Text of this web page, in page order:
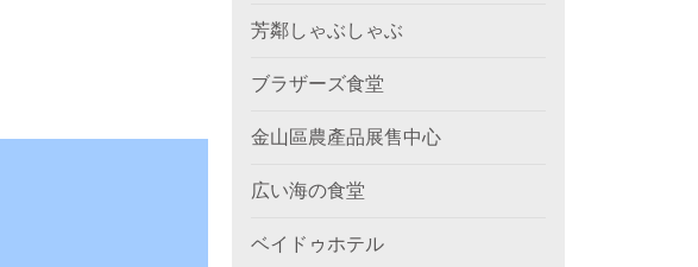
芳鄰しゃぶしゃぶ
ブラザーズ食堂
金山區農產品展售中心
広い海の食堂
ベイドゥホテル